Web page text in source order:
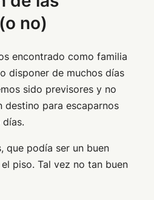
no)
encontrado como familia
disponer de muchos días
sido previsores y no
destino para escaparnos
que podía ser un buen
piso. Tal vez no tan buen